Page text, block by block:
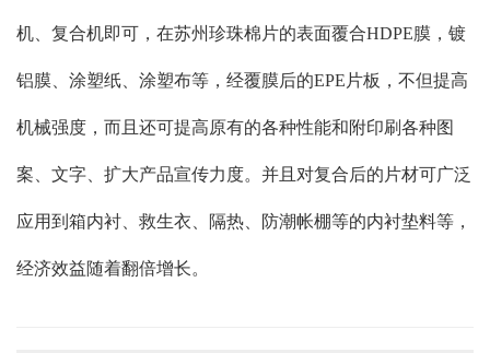
机、复合机即可，在苏州珍珠棉片的表面覆合HDPE膜，镀
铝膜、涂塑纸、涂塑布等，经覆膜后的EPE片板，不但提高
机械强度，而且还可提高原有的各种性能和附印刷各种图
案、文字、扩大产品宣传力度。并且对复合后的片材可广泛
应用到箱内衬、救生衣、隔热、防潮帐棚等的内衬垫料等，
经济效益随着翻倍增长。